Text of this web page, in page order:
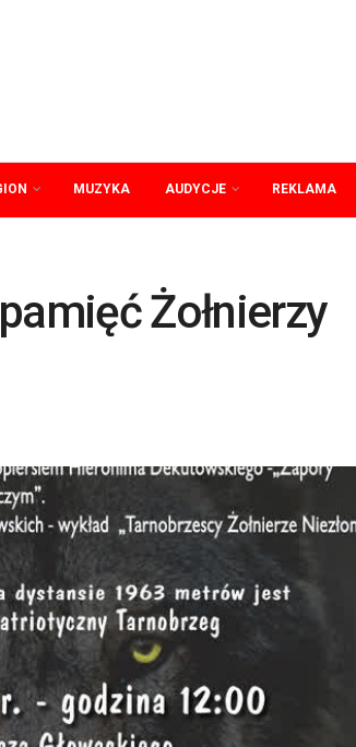
MUZYKA AUDYCJE REKLAMA
Żołnierzy